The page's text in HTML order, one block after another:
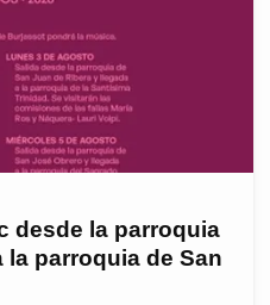
desde la parroquia
parroquia de San